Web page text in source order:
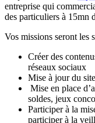
entreprise qui
des particuliers à 15mn
Vos missions seront les
Créer des
réseaux sociaux
Mise à jour du
Mise en place
soldes, jeux
Participer à la
participer à la